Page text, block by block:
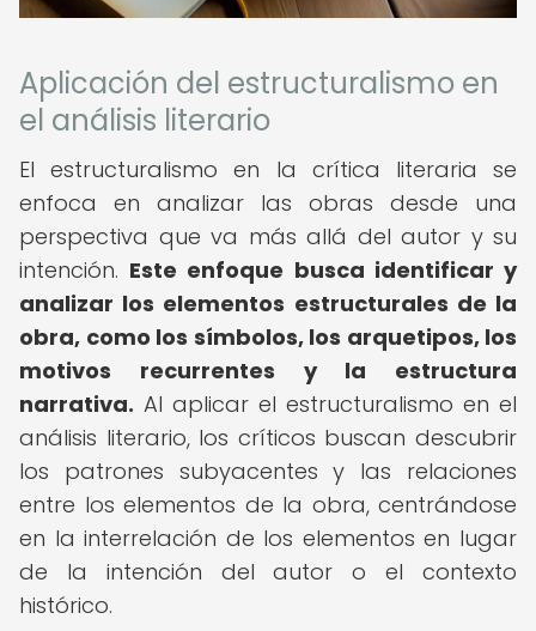
Aplicación del estructuralismo en
el análisis literario
El estructuralismo en la crítica literaria se
enfoca en analizar las obras desde una
perspectiva que va más allá del autor y su
intención. Este enfoque busca identificar y
analizar los elementos estructurales de la
obra, como los símbolos, los arquetipos, los
motivos recurrentes y la estructura
narrativa. Al aplicar el estructuralismo en el
análisis literario, los críticos buscan descubrir
los patrones subyacentes y las relaciones
entre los elementos de la obra, centrándose
en la interrelación de los elementos en lugar
de la intención del autor o el contexto
histórico.